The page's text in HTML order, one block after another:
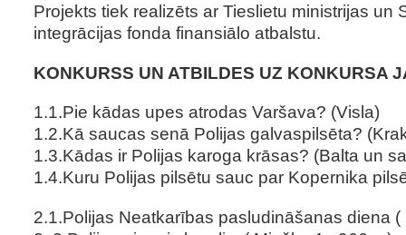
Projekts tiek realizēts ar Tieslietu ministrijas un
integrācijas fonda finansiālo atbalstu.
KONKURSS UN ATBILDES UZ KONKURSA
1.1.Pie kādas upes atrodas Varšava? (Visla)
1.2.Kā saucas senā Polijas galvaspilsēta?
1.3.Kādas ir Polijas karoga krāsas? (Balta un
1.4.Kuru Polijas pilsētu sauc par Kopernika
2.1.Polijas Neatkarības pasludināšanas diena